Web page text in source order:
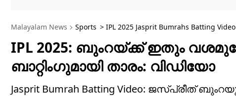
Malayalam News Sports > IPL 2025 Jasprit Bumrahs Batting
IPL 2025: ബുംറയ്ക്ക് ഇതും
ബാറ്റിംഗുമായി താരം: വിഡിയോ
Jasprit Bumrah Batting Video: ജസ്പ്രീത്